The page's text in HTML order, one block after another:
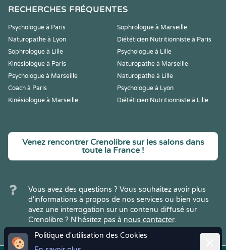
Politique d'utilisation des Cookies
RECHERCHES FRÉQUENTES
Psychologue à Paris
Sophrologue à Marseille
Naturopathe à Lyon
Diététicien Nutritionniste à Paris
Sophrologue à Lille
Psychologue à Lille
Kinésiologue à Paris
Naturopathe à Marseille
Psychologue à Marseille
Naturopathe à Lille
Coach à Paris
Psychologue à Lyon
Kinésiologue à Marseille
Diététicien Nutritionniste à Lille
Venez rencontrer Crenolibre sur les salons dans
toute la France !
Vous avez des questions ? Vous souhaitez avoir plus
d'informations à propos de nos services ou bien vous
avez une interrogation sur un contenu diffusé sur
Crenolibre ? N'hésitez pas à nous contacter.